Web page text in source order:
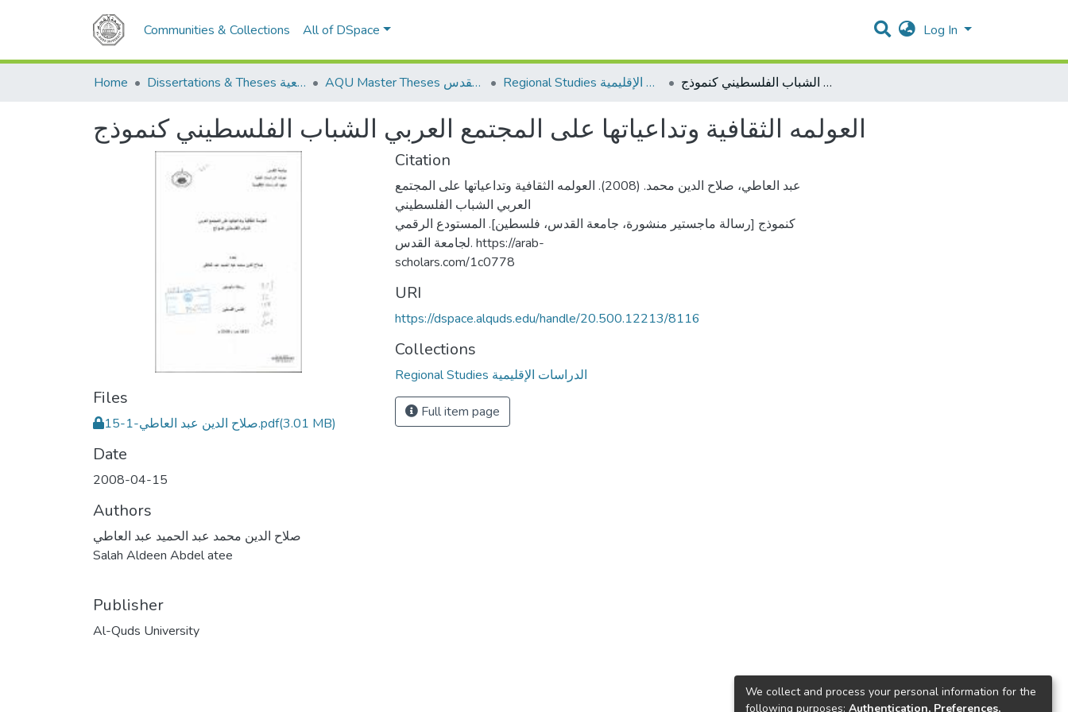
Communities & Collections All of DSpace Log In
Home Dissertations & Theses الرسائل الجامعية AQU Master Theses الرسائل الجامعية الخاصة بجامعة القدس Regional Studies الدراسات الإقليمية العولمه الثقافية وتداعياتها على المجتمع العربي الشباب الفلسطيني كنموذج
العولمه الثقافية وتداعياتها على المجتمع العربي الشباب الفلسطيني كنموذج
Files
صلاح الدين عبد العاطي-1-15.pdf(3.01 MB)
Date
2008-04-15
Authors
صلاح الدين محمد عبد الحميد عبد العاطي
Salah Aldeen Abdel atee
Publisher
Al-Quds University
Citation
عبد العاطي، صلاح الدين محمد. (2008). العولمه الثقافية وتداعياتها على المجتمع
العربي الشباب الفلسطيني
كنموذج [رسالة ماجستير منشورة، جامعة القدس، فلسطين]. المستودع الرقمي
لجامعة القدس. https://arab-
scholars.com/1c0778
URI
https://dspace.alquds.edu/handle/20.500.12213/8116
Collections
Regional Studies الدراسات الإقليمية
Full item page
We collect and process your personal information for the
following purposes: Authentication, Preferences,